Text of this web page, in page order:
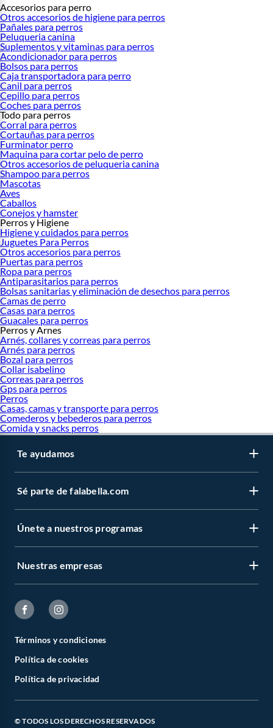
Accesorios para perro
Otros accesorios de higiene para perros
Pañales para perros
Peluqueria canina
Suplementos y vitaminas para perros
Acondicionador para perros
Bolsos para perros
Caja transportadora para perro
Canil para perros
Cepillo para perros
Coches para perros
Todo para perros
Corral para perros
Cortauñas para perros
Furminator perro
Maquina para cortar pelo de perro
Otros accesorios de peluqueria canina
Shampoo para perros
Mascotas
Aves
Caballos
Conejos y hamster
Perros y Higiene
Higiene y cuidados para perros
Juguetes Para Perros
Otros accesorios para perros
Puertas para perros
Ropa para perros
Antiparasitarios para perros
Bolsas sanitarias y eliminación de desechos para perros
Camas de perro
Casas para perros
Guacales para perros
Perros y Arnes
Arnés, collares y correas para perros
Arnés para perros
Bozal para perros
Collar isabelino
Correas para perros
Gps para perros
Perros
Casas, camas y transporte para perros
Comederos y bebederos para perros
Comida y snacks perros
Te ayudamos
Sé parte de falabella.com
Únete a nuestros programas
Nuestras empresas
Términos y condiciones
Política de cookies
Política de privacidad
© TODOS LOS DERECHOS RESERVADOS